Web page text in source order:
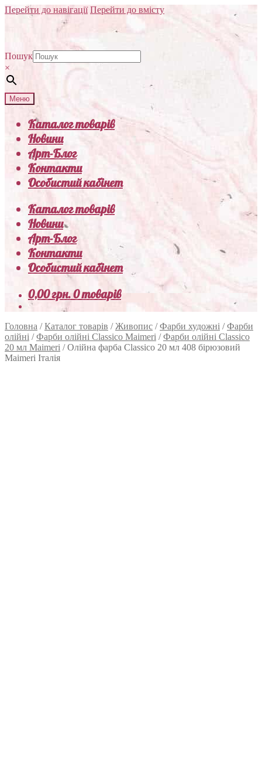
Перейти до навігації Перейти до вмісту
Пошук
×
Меню
Каталог товарів
Новини
Арт-Блог
Контакти
Особистий кабінет
Каталог товарів
Новини
Арт-Блог
Контакти
Особистий кабінет
0,00грн.0 товарів
Головна /Каталог товарів /Живопис /Фарби художні /Фарби
олійні /Фарби олійні Classico Maimeri /Фарби олійні Classico
20 мл Maimeri /Олійна фарба Classico 20 мл 408 бірюзовий
Maimeri Італія